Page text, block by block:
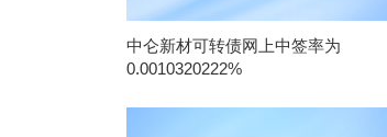
中仑新材可转债网上中签率为
0.0010320222%